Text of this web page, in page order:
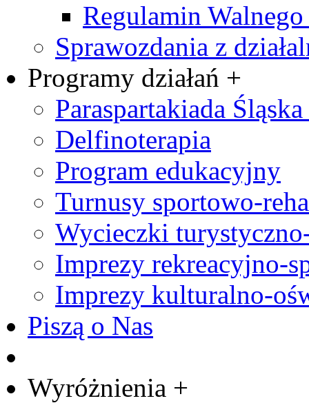
Regulamin
Sprawozdania z
Programy działań +
Paraspartakiada
Delfinoterapia
Program edukacyjny
Turnusy sportowo-
Wycieczki
Imprezy rekreacyjno-
Imprezy kulturalno-
Piszą o Nas
Wyróżnienia +